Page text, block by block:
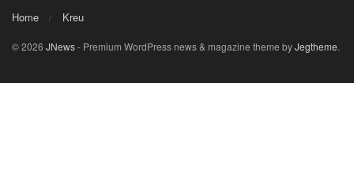
Home Kreu
© 2026 JNews- Premium WordPress news & magazine theme byJegtheme.